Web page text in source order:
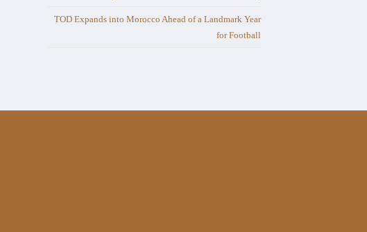
TOD Expands into Morocco Ahead of a Landmark Year
for Football